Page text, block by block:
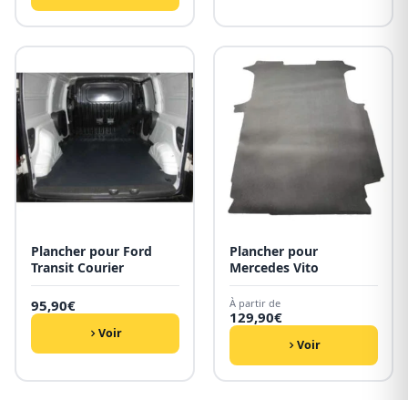
Plancher pour Ford
Transit Courier
95,90€
Voir
Plancher pour
Mercedes Vito
À partir de
129,90€
Voir